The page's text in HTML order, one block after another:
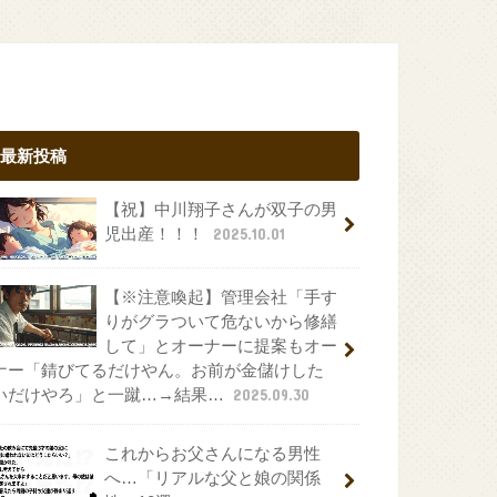
最新投稿
【祝】中川翔子さんが双子の男
児出産！！！
2025.10.01
【※注意喚起】管理会社「手す
りがグラついて危ないから修繕
して」とオーナーに提案もオー
ー「錆びてるだけやん。お前が金儲けした
だけやろ」と一蹴…→結果…
2025.09.30
これからお父さんになる男性
へ…「リアルな父と娘の関係